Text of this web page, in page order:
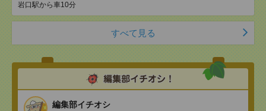
岩口駅から車10分
すべて見る
編集部イチオシ